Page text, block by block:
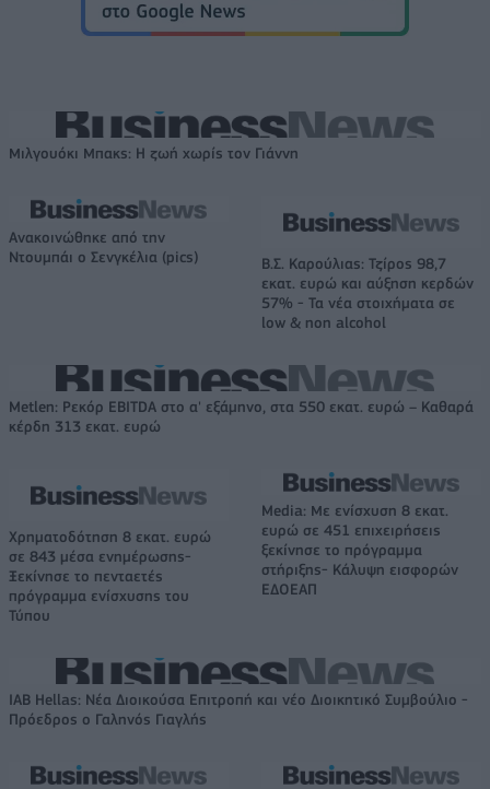
Μιλγουόκι Μπακς: Η ζωή χωρίς τον Γιάννη
Ανακοινώθηκε από την
Ντουμπάι ο Σενγκέλια (pics)
Β.Σ. Καρούλιας: Τζίρος 98,7
εκατ. ευρώ και αύξηση κερδών
57% - Τα νέα στοιχήματα σε
low & non alcohol
Metlen: Ρεκόρ EBITDA στο α' εξάμηνο, στα 550 εκατ. ευρώ – Καθαρά
κέρδη 313 εκατ. ευρώ
Χρηματοδότηση 8 εκατ. ευρώ
σε 843 μέσα ενημέρωσης-
Ξεκίνησε το πενταετές
πρόγραμμα ενίσχυσης του
Τύπου
Media: Με ενίσχυση 8 εκατ.
ευρώ σε 451 επιχειρήσεις
ξεκίνησε το πρόγραμμα
στήριξης- Κάλυψη εισφορών
ΕΔΟΕΑΠ
IAB Hellas: Νέα Διοικούσα Επιτροπή και νέο Διοικητικό Συμβούλιο -
Πρόεδρος ο Γαληνός Γιαγλής